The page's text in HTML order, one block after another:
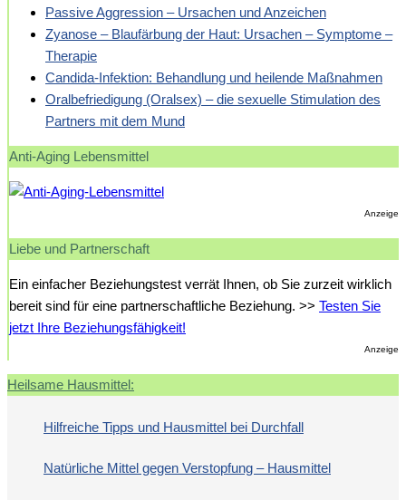
Passive Aggression – Ursachen und Anzeichen
Zyanose – Blaufärbung der Haut: Ursachen – Symptome –
Therapie
Candida-Infektion: Behandlung und heilende Maßnahmen
Oralbefriedigung (Oralsex) – die sexuelle Stimulation des
Partners mit dem Mund
Anti-Aging Lebensmittel
Anzeige
Liebe und Partnerschaft
Ein einfacher Beziehungstest verrät Ihnen, ob Sie zurzeit wirklich
bereit sind für eine partnerschaftliche Beziehung. >> Testen Sie
jetzt Ihre Beziehungsfähigkeit!
Anzeige
Heilsame Hausmittel:
Hilfreiche Tipps und Hausmittel bei Durchfall
Natürliche Mittel gegen Verstopfung – Hausmittel